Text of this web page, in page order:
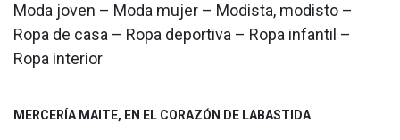
Moda joven – Moda mujer – Modista, modisto –
Ropa de casa – Ropa deportiva – Ropa infantil –
Ropa interior
MERCERÍA MAITE, EN EL CORAZÓN DE LABASTIDA